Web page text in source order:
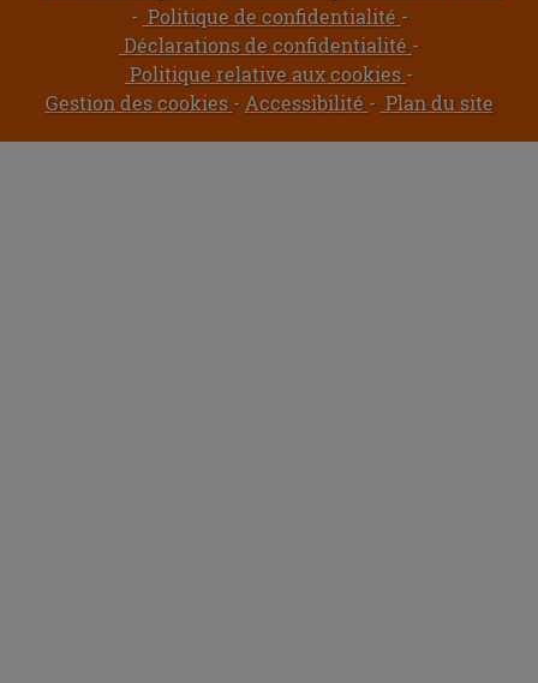
Politique de confidentialité
Déclarations de confidentialité
Politique relative aux cookies
Gestion des cookies
Accessibilité Plan du site